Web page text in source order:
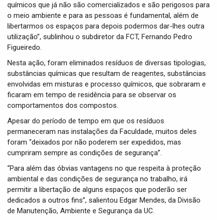
químicos que já não são comercializados e são perigosos para
o meio ambiente e para as pessoas é fundamental, além de
libertarmos os espaços para depois podermos dar-lhes outra
utilização”, sublinhou o subdiretor da FCT, Fernando Pedro
Figueiredo.
Nesta ação, foram eliminados resíduos de diversas tipologias,
substâncias químicas que resultam de reagentes, substâncias
envolvidas em misturas e processo químicos, que sobraram e
ficaram em tempo de residência para se observar os
comportamentos dos compostos.
Apesar do período de tempo em que os resíduos
permaneceram nas instalações da Faculdade, muitos deles
foram “deixados por não poderem ser expedidos, mas
cumpriram sempre as condições de segurança”.
“Para além das óbvias vantagens no que respeita à proteção
ambiental e das condições de segurança no trabalho, irá
permitir a libertação de alguns espaços que poderão ser
dedicados a outros fins”, salientou Edgar Mendes, da Divisão
de Manutenção, Ambiente e Segurança da UC.